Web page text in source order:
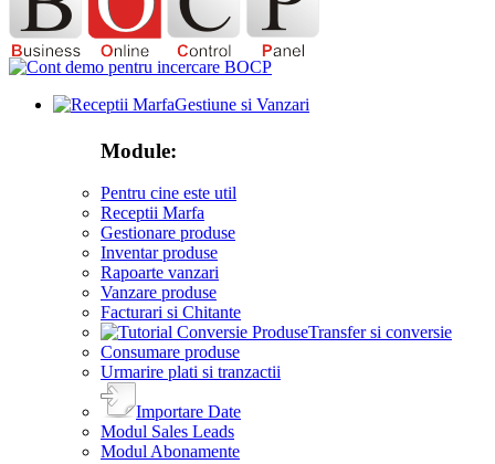
Gestiune si Vanzari
Module:
Pentru cine este util
Receptii Marfa
Gestionare produse
Inventar produse
Rapoarte vanzari
Vanzare produse
Facturari si Chitante
Transfer si conversie
Consumare produse
Urmarire plati si tranzactii
Importare Date
Modul Sales Leads
Modul Abonamente